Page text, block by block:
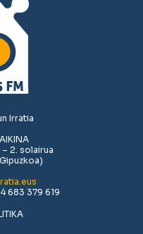
Irratia
– 2. solairua
683 379 619